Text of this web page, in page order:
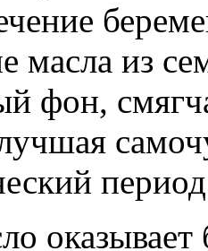
масла из
фон,
оказывает